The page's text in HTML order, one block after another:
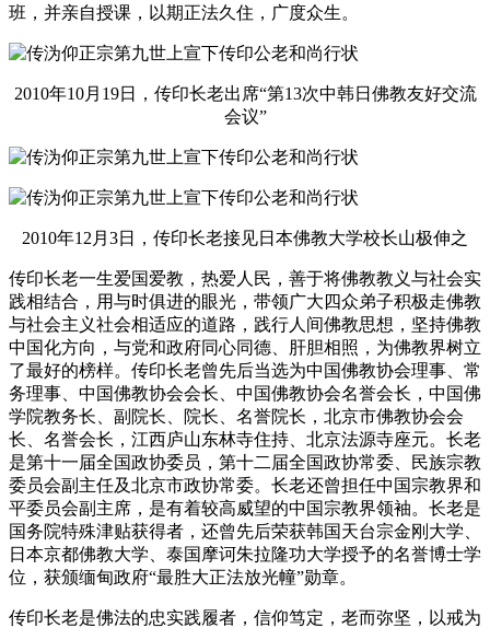
班，并亲自授课，以期正法久住，广度众生。
2010年10月19日，传印长老出席“第13次中韩日佛教友好交流
会议”
2010年12月3日，传印长老接见日本佛教大学校长山极伸之
传印长老一生爱国爱教，热爱人民，善于将佛教教义与社会实
践相结合，用与时俱进的眼光，带领广大四众弟子积极走佛教
与社会主义社会相适应的道路，践行人间佛教思想，坚持佛教
中国化方向，与党和政府同心同德、肝胆相照，为佛教界树立
了最好的榜样。传印长老曾先后当选为中国佛教协会理事、常
务理事、中国佛教协会会长、中国佛教协会名誉会长，中国佛
学院教务长、副院长、院长、名誉院长，北京市佛教协会会
长、名誉会长，江西庐山东林寺住持、北京法源寺座元。长老
是第十一届全国政协委员，第十二届全国政协常委、民族宗教
委员会副主任及北京市政协常委。长老还曾担任中国宗教界和
平委员会副主席，是有着较高威望的中国宗教界领袖。长老是
国务院特殊津贴获得者，还曾先后荣获韩国天台宗金刚大学、
日本京都佛教大学、泰国摩诃朱拉隆功大学授予的名誉博士学
位，获颁缅甸政府“最胜大正法放光幢”勋章。
传印长老是佛法的忠实践履者，信仰笃定，老而弥坚，以戒为